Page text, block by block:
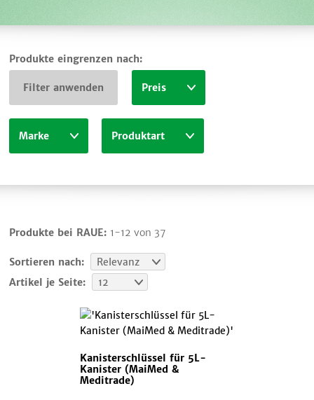
Produkte eingrenzen nach:
Filter anwenden Preis
Marke Produktart
Produkte bei RAUE: 1-12 von 37
Sortieren nach:
Relevanz
Artikel je Seite:
12
Kanisterschlüssel für 5L-
Kanister (MaiMed &
Meditrade)